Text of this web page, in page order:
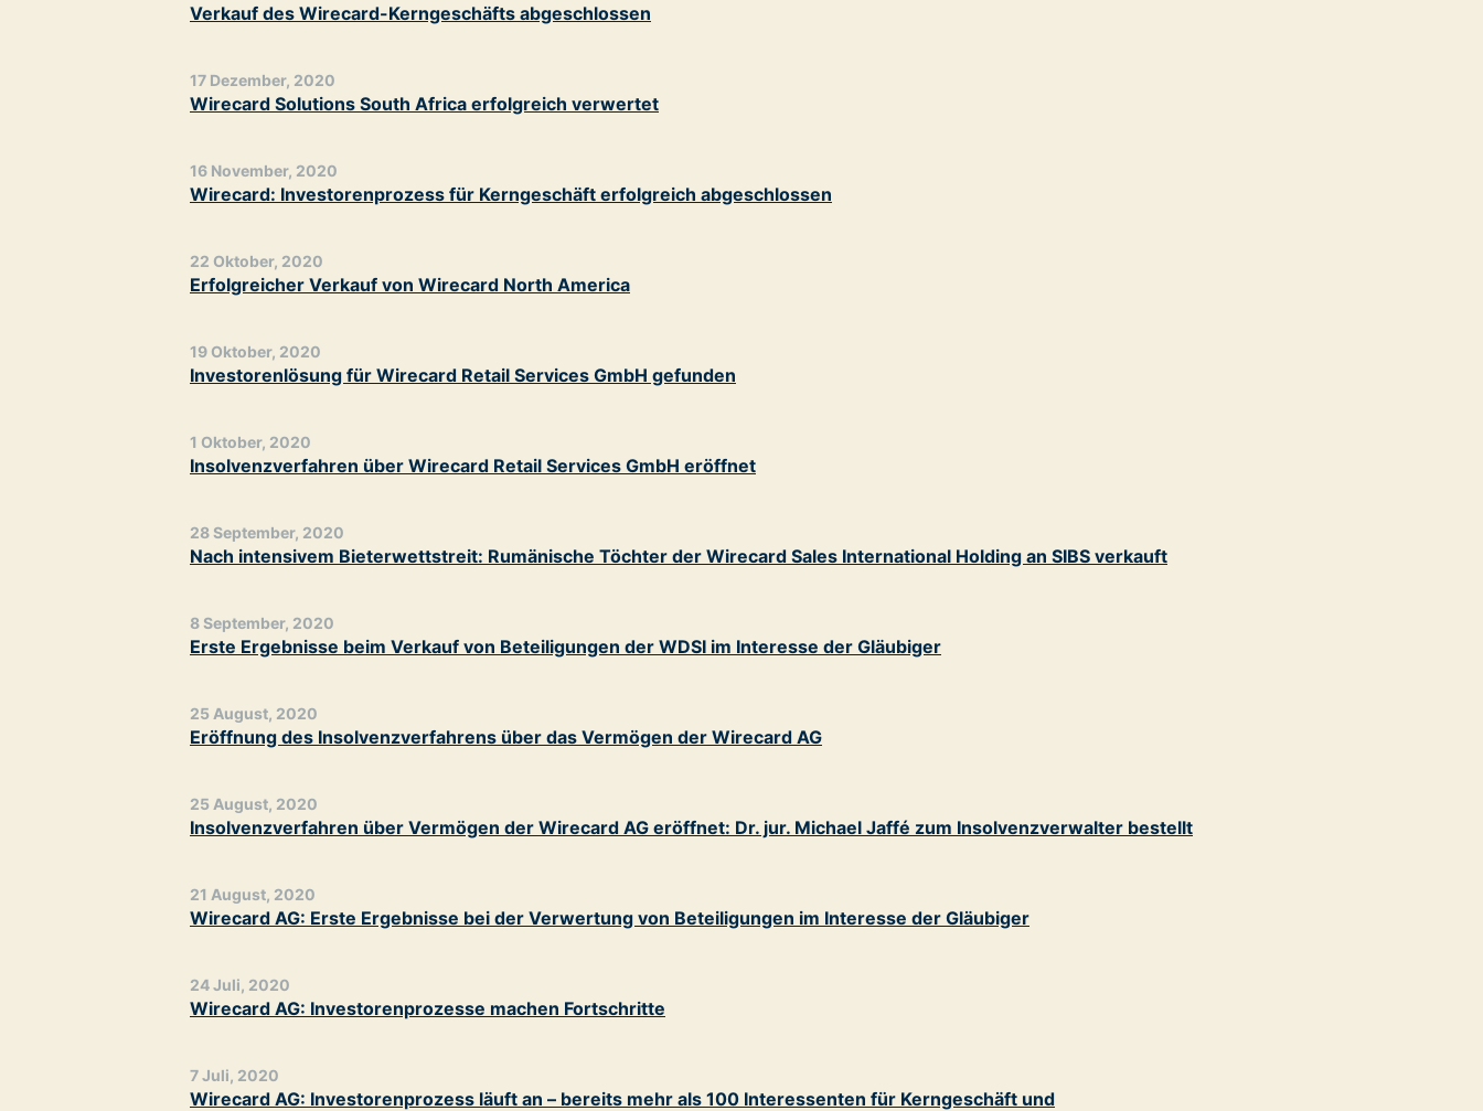
Verkauf des Wirecard-Kerngeschäfts abgeschlossen
Wirecard Solutions South Africa erfolgreich verwertet
17 Dezember, 2020
Wirecard: Investorenprozess für Kerngeschäft erfolgreich abgeschlossen
16 November, 2020
Erfolgreicher Verkauf von Wirecard North America
22 Oktober, 2020
Investorenlösung für Wirecard Retail Services GmbH gefunden
19 Oktober, 2020
Insolvenzverfahren über Wirecard Retail Services GmbH eröffnet
1 Oktober, 2020
Nach intensivem Bieterwettstreit: Rumänische Töchter der Wirecard Sales International Holding an SIBS verkauft
28 September, 2020
Erste Ergebnisse beim Verkauf von Beteiligungen der WDSI im Interesse der Gläubiger
8 September, 2020
Eröffnung des Insolvenzverfahrens über das Vermögen der Wirecard AG
25 August, 2020
Insolvenzverfahren über Vermögen der Wirecard AG eröffnet: Dr. jur. Michael Jaffé zum Insolvenzverwalter bestellt
25 August, 2020
Wirecard AG: Erste Ergebnisse bei der Verwertung von Beteiligungen im Interesse der Gläubiger
21 August, 2020
Wirecard AG: Investorenprozesse machen Fortschritte
24 Juli, 2020
Wirecard AG: Investorenprozess läuft an – bereits mehr als 100 Interessenten für Kerngeschäft und
7 Juli, 2020